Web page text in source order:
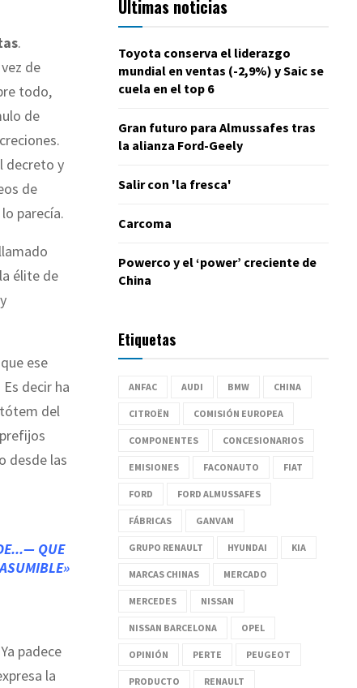
.
de
todo,
de
decreto y
de
parecía.
élite de
ese
Es decir ha
del
desde las
QUE
padece
la
Últimas noticias
Toyota conserva el liderazgo
mundial en ventas (-2,9%) y Saic se
cuela en el top 6
Gran futuro para Almussafes tras
la alianza Ford-Geely
Salir con 'la fresca'
Carcoma
Powerco y el ‘power’ creciente de
China
Etiquetas
ANFAC AUDI BMW CHINA
CITROËN COMISIÓN EUROPEA
COMPONENTES CONCESIONARIOS
EMISIONES FACONAUTO FIAT
FORD FORD ALMUSSAFES
FÁBRICAS GANVAM
GRUPO RENAULT HYUNDAI KIA
MARCAS CHINAS MERCADO
MERCEDES NISSAN
NISSAN BARCELONA OPEL
OPINIÓN PERTE PEUGEOT
PRODUCTO RENAULT